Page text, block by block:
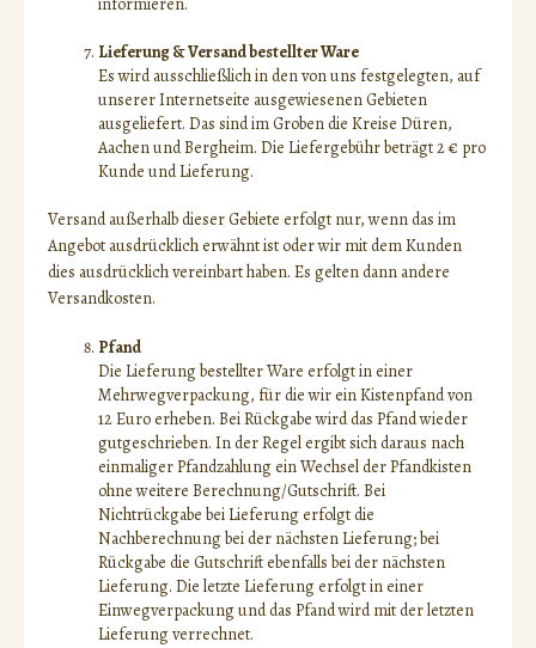
Lieferung & Versand bestellter Ware
Es wird ausschließlich in den von uns festgelegten, auf
unserer Internetseite ausgewiesenen Gebieten
ausgeliefert. Das sind im Groben die Kreise Düren,
Aachen und Bergheim. Die Liefergebühr beträgt 2 € pro
Kunde und Lieferung.
Versand außerhalb dieser Gebiete erfolgt nur, wenn das im
Angebot ausdrücklich erwähnt ist oder wir mit dem Kunden
dies ausdrücklich vereinbart haben. Es gelten dann andere
Versandkosten.
Pfand
Die Lieferung bestellter Ware erfolgt in einer
Mehrwegverpackung, für die wir ein Kistenpfand von
12 Euro erheben. Bei Rückgabe wird das Pfand wieder
gutgeschrieben. In der Regel ergibt sich daraus nach
einmaliger Pfandzahlung ein Wechsel der Pfandkisten
ohne weitere Berechnung/Gutschrift. Bei
Nichtrückgabe bei Lieferung erfolgt die
Nachberechnung bei der nächsten Lieferung; bei
Rückgabe die Gutschrift ebenfalls bei der nächsten
Lieferung. Die letzte Lieferung erfolgt in einer
Einwegverpackung und das Pfand wird mit der letzten
Lieferung verrechnet.